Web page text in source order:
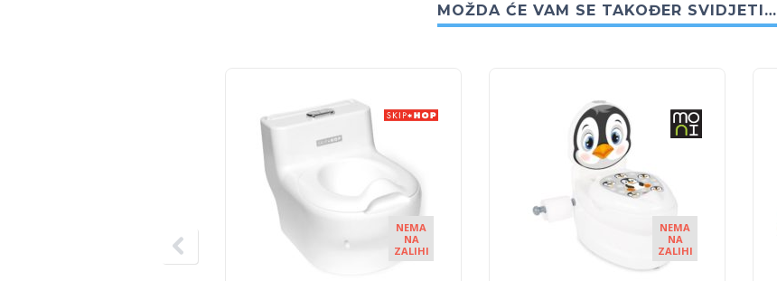
MOŽDA ĆE VAM SE TAKOĐER SVIDJETI…
NEMA
NA
ZALIHI
NEMA
NA
ZALIHI